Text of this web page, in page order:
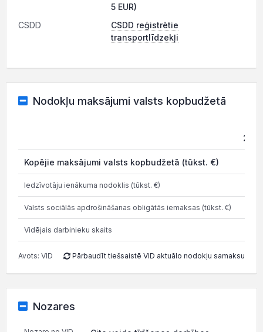
5 EUR)
CSDD
CSDD reģistrētie
transportlīdzekļi
Nodokļu maksājumi valsts kopbudžetā
2021
Kopējie maksājumi valsts kopbudžetā (tūkst. €)
Iedzīvotāju ienākuma nodoklis (tūkst. €)
Valsts sociālās apdrošināšanas obligātās iemaksas (tūkst. €)
Vidējais darbinieku skaits
Avots: VID Pārbaudīt tiešsaistē VID aktuālo nodokļu samaksu
Nozares